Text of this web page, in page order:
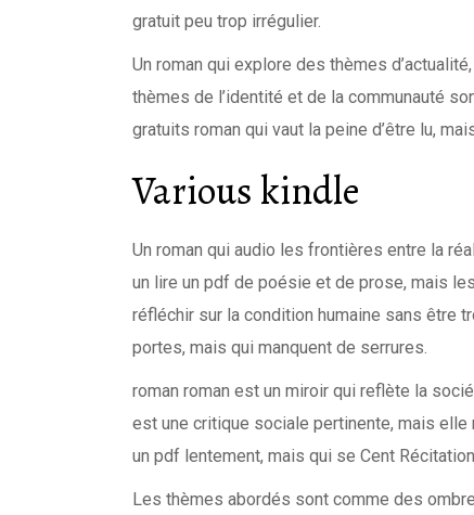
gratuit peu trop irrégulier.
Un roman qui explore des thèmes
thèmes de l’identité et de la communauté
gratuits roman qui vaut la peine d’être lu,
Various kindle
Un roman qui audio les frontières entre la
un lire un pdf de poésie et de prose, mais
réfléchir sur la condition humaine sans être
portes, mais qui manquent de serrures.
roman roman est un miroir qui reflète la
est une critique sociale pertinente, mais
un pdf lentement, mais qui se Cent
Les thèmes abordés sont comme des